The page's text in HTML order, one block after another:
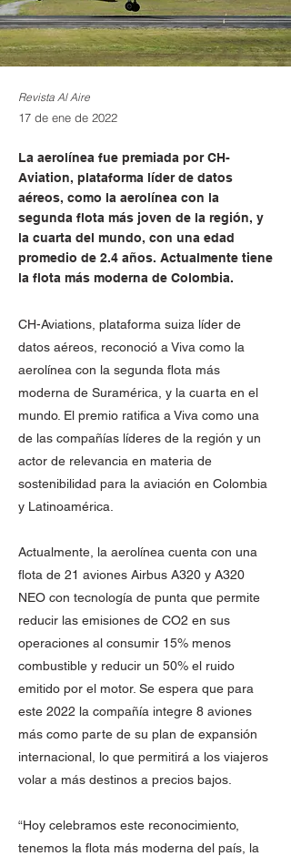
Revista Al Aire
17 de ene de 2022
La aerolínea fue premiada por CH-
Aviation, plataforma líder de datos
aéreos, como la aerolínea con la
segunda flota más joven de la región, y
la cuarta del mundo, con una edad
promedio de 2.4 años. Actualmente tiene
la flota más moderna de Colombia.
CH-Aviations, plataforma suiza líder de
datos aéreos, reconoció a Viva como la
aerolínea con la segunda flota más
moderna de Suramérica, y la cuarta en el
mundo. El premio ratifica a Viva como una
de las compañías líderes de la región y un
actor de relevancia en materia de
sostenibilidad para la aviación en Colombia
y Latinoamérica.
Actualmente, la aerolínea cuenta con una
flota de 21 aviones Airbus A320 y A320
NEO con tecnología de punta que permite
reducir las emisiones de CO2 en sus
operaciones al consumir 15% menos
combustible y reducir un 50% el ruido
emitido por el motor. Se espera que para
este 2022 la compañía integre 8 aviones
más como parte de su plan de expansión
internacional, lo que permitirá a los viajeros
volar a más destinos a precios bajos.
“Hoy celebramos este reconocimiento,
tenemos la flota más moderna del país, la